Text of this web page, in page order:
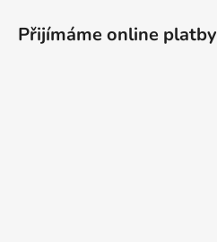
Přijímáme online platby